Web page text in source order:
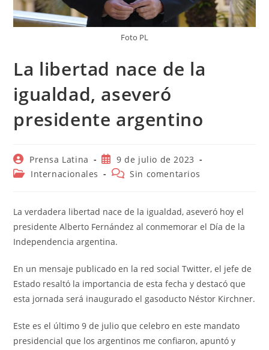
Foto PL
La libertad nace de la
igualdad, aseveró
presidente argentino
Autor
de
Prensa Latina
Publicación
de
9 de julio de 2023
Categoría
entrada:
Internacionales
Comentarios
entrada:
Sin comentarios
La verdadera libertad nace de la igualdad, aseveró hoy el
presidente Alberto Fernández al conmemorar el Día de la
Independencia argentina.
En un mensaje publicado en la red social Twitter, el jefe de
Estado resaltó la importancia de esta fecha y destacó que
esta jornada será inaugurado el gasoducto Néstor Kirchner.
Este es el último 9 de julio que celebro en este mandato
presidencial que los argentinos me confiaron, apuntó y